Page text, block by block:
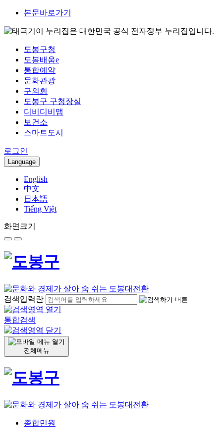
본문바로가기
이 누리집은 대한민국 공식 전자정부 누리집입니다.
도봉구청
도봉배움e
통합예약
문화관광
구의회
도봉구 구청장실
디비디비맵
보건소
스마트도시
로그인
Language
English
中文
日本語
Tiếng Việt
화면크기
검색입력란
통합검색
전체메뉴
종합민원